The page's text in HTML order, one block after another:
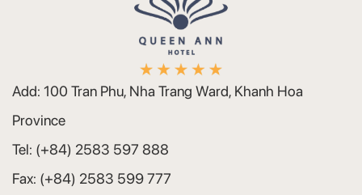
Add: 100 Tran Phu, Nha Trang Ward, Khanh Hoa
Province
Tel: (+84) 2583 597 888
Fax: (+84) 2583 599 777